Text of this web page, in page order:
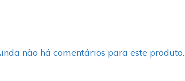
não há comentários para este produto.